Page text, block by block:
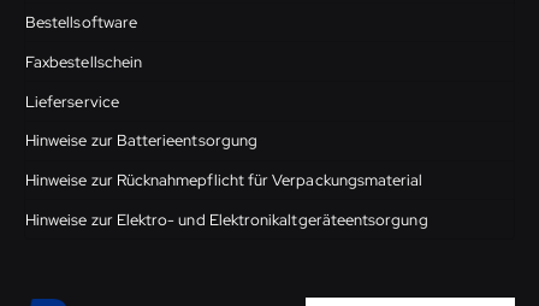
Bestellsoftware
Faxbestellschein
Lieferservice
Hinweise zur Batterieentsorgung
Hinweise zur Rücknahmepflicht für Verpackungsmaterial
Hinweise zur Elektro- und Elektronikaltgeräteentsorgung